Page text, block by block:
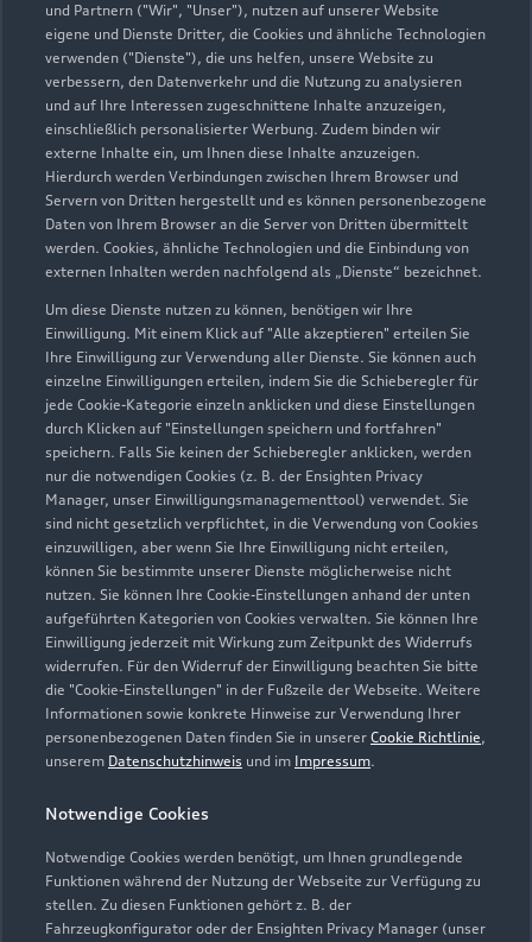
und Partnern ("Wir", "Unser"), nutzen auf unserer Website
eigene und Dienste Dritter, die Cookies und ähnliche Technologien
verwenden ("Dienste"), die uns helfen, unsere Website zu
verbessern, den Datenverkehr und die Nutzung zu analysieren
und auf Ihre Interessen zugeschnittene Inhalte anzuzeigen,
einschließlich personalisierter Werbung. Zudem binden wir
externe Inhalte ein, um Ihnen diese Inhalte anzuzeigen.
Hierdurch werden Verbindungen zwischen Ihrem Browser und
Servern von Dritten hergestellt und es können personenbezogene
Daten von Ihrem Browser an die Server von Dritten übermittelt
werden. Cookies, ähnliche Technologien und die Einbindung von
externen Inhalten werden nachfolgend als „Dienste“ bezeichnet.
Um diese Dienste nutzen zu können, benötigen wir Ihre
Einwilligung. Mit einem Klick auf "Alle akzeptieren" erteilen Sie
Ihre Einwilligung zur Verwendung aller Dienste. Sie können auch
einzelne Einwilligungen erteilen, indem Sie die Schieberegler für
jede Cookie-Kategorie einzeln anklicken und diese Einstellungen
durch Klicken auf "Einstellungen speichern und fortfahren"
speichern. Falls Sie keinen der Schieberegler anklicken, werden
nur die notwendigen Cookies (z. B. der Ensighten Privacy
Manager, unser Einwilligungsmanagementtool) verwendet. Sie
sind nicht gesetzlich verpflichtet, in die Verwendung von Cookies
einzuwilligen, aber wenn Sie Ihre Einwilligung nicht erteilen,
können Sie bestimmte unserer Dienste möglicherweise nicht
nutzen. Sie können Ihre Cookie-Einstellungen anhand der unten
aufgeführten Kategorien von Cookies verwalten. Sie können Ihre
Einwilligung jederzeit mit Wirkung zum Zeitpunkt des Widerrufs
widerrufen. Für den Widerruf der Einwilligung beachten Sie bitte
die "Cookie-Einstellungen" in der Fußzeile der Webseite. Weitere
Informationen sowie konkrete Hinweise zur Verwendung Ihrer
personenbezogenen Daten finden Sie in unserer Cookie Richtlinie,
unserem Datenschutzhinweis und im Impressum.
Notwendige Cookies
Notwendige Cookies werden benötigt, um Ihnen grundlegende
Funktionen während der Nutzung der Webseite zur Verfügung zu
stellen. Zu diesen Funktionen gehört z. B. der
Fahrzeugkonfigurator oder der Ensighten Privacy Manager (unser
Schweriner Straße 31
23970 Wismar
03841 74000
friedhelm.dethloff@awus-mobile.de
Kontaktdaten herunterladen
Öffnungszeiten
Service
Geschlossen,öffnet amMontag 07:30
Schautag
Geschlossen,öffnet am Montag 08:00